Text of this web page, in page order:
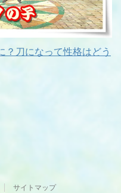
？刀になって性格はどう
サイトマップ